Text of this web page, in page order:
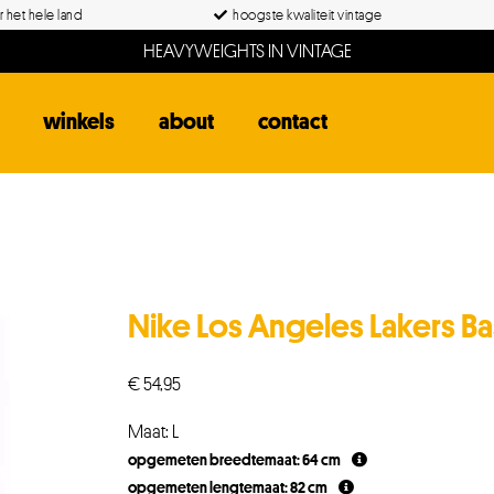
het hele land hoogste kwaliteit vintage
HEAVYWEIGHTS IN VINTAGE
winkels about contact
Nike Los Angeles Lakers
€54,95
Maat: L
opgemeten breedtemaat: 64 cm
opgemeten lengtemaat: 82 cm